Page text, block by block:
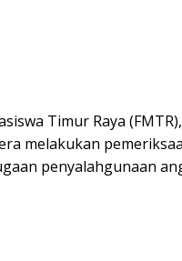
Timur Raya
melakukan
penyalahgunaan